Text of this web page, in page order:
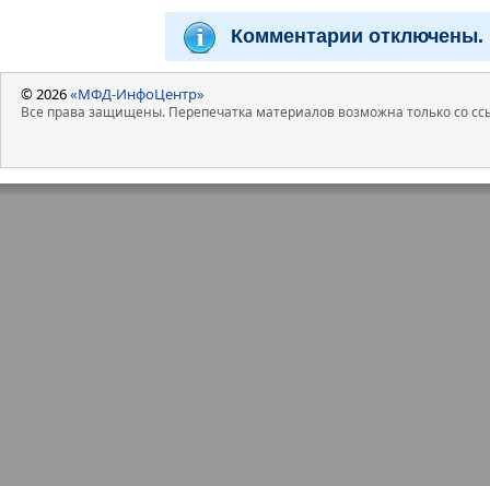
Комментарии отключены.
© 2026«МФД-ИнфоЦентр»
Все права защищены. Перепечатка материалов возможна только со